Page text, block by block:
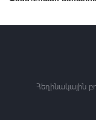
13:27 08 Օգս, 2026
Ռուսաստանի և
գործողությունները
Հեղինակային